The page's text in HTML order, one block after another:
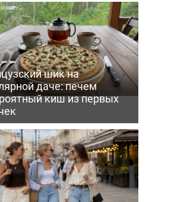
шик на
даче: печем
киш из первых